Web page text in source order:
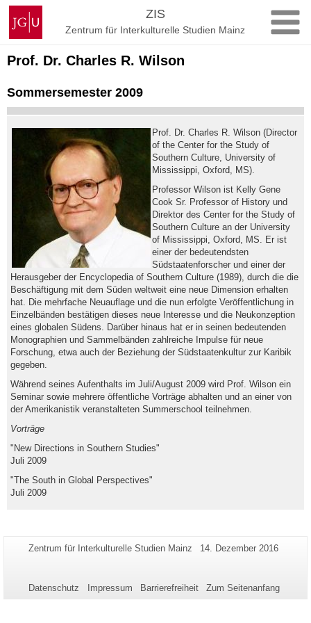
Zum
Inhalt
springen
Johannes
Gutenberg-
Universität
Mainz
ZIS
Zentrum für Interkulturelle Studien Mainz
Prof. Dr. Charles R. Wilson
Sommersemester 2009
Prof. Dr. Charles R. Wilson (Director
of the Center for the Study of
Southern Culture, University of
Mississippi, Oxford, MS).
Professor Wilson ist Kelly Gene
Cook Sr. Professor of History und
Direktor des Center for the Study of
Southern Culture an der University
of Mississippi, Oxford, MS. Er ist
einer der bedeutendsten
Südstaatenforscher und einer der
Herausgeber der Encyclopedia of Southern Culture (1989), durch die die
Beschäftigung mit dem Süden weltweit eine neue Dimension erhalten
hat. Die mehrfache Neuauflage und die nun erfolgte Veröffentlichung in
Einzelbänden bestätigen dieses neue Interesse und die Neukonzeption
eines globalen Südens. Darüber hinaus hat er in seinen bedeutenden
Monographien und Sammelbänden zahlreiche Impulse für neue
Forschung, etwa auch der Beziehung der Südstaatenkultur zur Karibik
gegeben.
Während seines Aufenthalts im Juli/August 2009 wird Prof. Wilson ein
Seminar sowie mehrere öffentliche Vorträge abhalten und an einer von
der Amerikanistik veranstalteten Summerschool teilnehmen.
Vorträge
"New Directions in Southern Studies"
Juli 2009
"The South in Global Perspectives"
Juli 2009
Zusätzliche
dieser
Seiten-
Zentrum für Interkulturelle Studien Mainz
Letzte
14. Dezember 2016
Datenschutz Impressum Barrierefreiheit Zum Seitenanfang